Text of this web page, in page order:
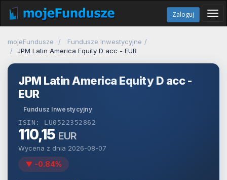
Zaloguj
mojeFundusze
Fundusze Inwestycyjne
JPM Latin America Equity D acc - EUR
JPM Latin America Equity D acc -
EUR
Fundusz Inwestycyjny
ISIN: LU0522352862
110,15 EUR
Wycena z dnia 2026-08-07
▼ -0.84%